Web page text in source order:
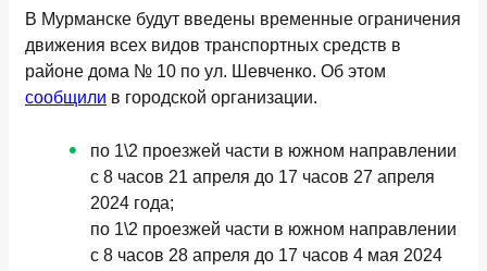
В Мурманске будут введены временные ограничения
движения всех видов транспортных средств в
районе дома № 10 по ул. Шевченко. Об этом
сообщили в городской организации.
по 1\2 проезжей части в южном направлении
с 8 часов 21 апреля до 17 часов 27 апреля
2024 года;
по 1\2 проезжей части в южном направлении
с 8 часов 28 апреля до 17 часов 4 мая 2024